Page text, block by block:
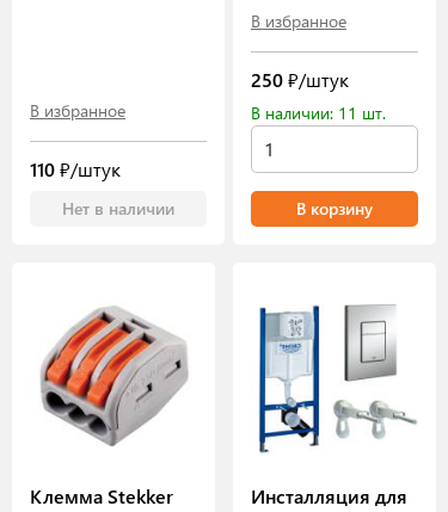
В избранное
110₽/штук
Нет в наличии
В избранное
250₽/штук
В наличии: 11 шт.
В корзину
Клемма Stekker
Инсталляция для